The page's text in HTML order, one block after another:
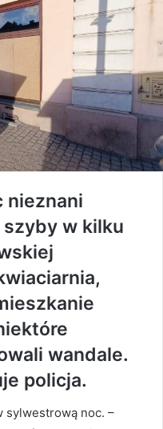
nieznani
w kilku
wandale.
policja.
sylwestrową noc. –